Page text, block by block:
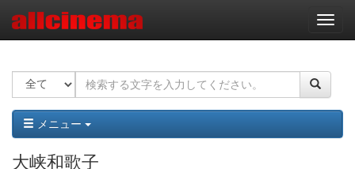
ナ
ビ
ー
ョ
ン
メニュー
大峡和歌子